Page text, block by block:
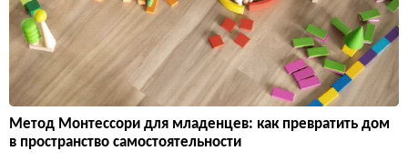
Метод Монтессори для младенцев: как превратить дом
в пространство самостоятельности